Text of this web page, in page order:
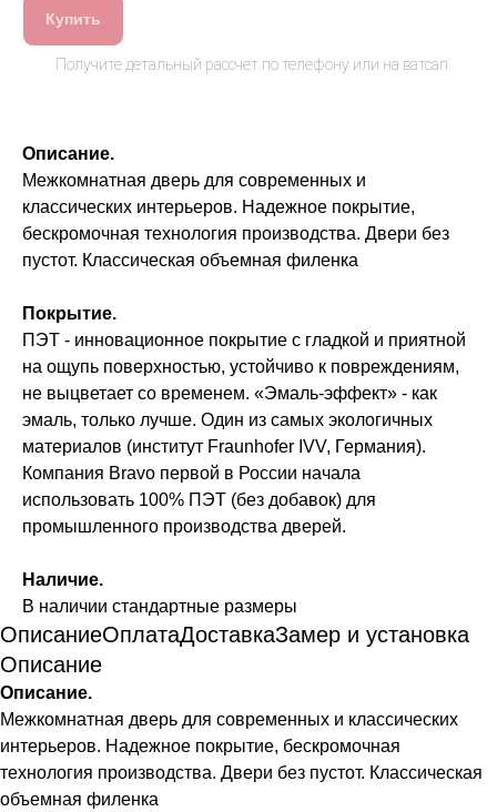
Купить
Описание.
Межкомнатная дверь для современных и
классических интерьеров. Надежное покрытие,
бескромочная технология производства. Двери без
пустот. Классическая объемная филенка
Покрытие.
ПЭТ - инновационное покрытие c гладкой и приятной
на ощупь поверхностью, устойчиво к повреждениям,
не выцветает со временем. «Эмаль-эффект» - как
эмаль, только лучше. Один из самых экологичных
материалов (институт Fraunhofer IVV, Германия).
Компания Bravo первой в России начала
использовать 100% ПЭТ (без добавок) для
промышленного производства дверей.
Наличие.
В наличии стандартные размеры
ОписаниеОплатаДоставкаЗамер и установка
Описание
Описание.
Межкомнатная дверь для современных и классических
интерьеров. Надежное покрытие, бескромочная
технология производства. Двери без пустот. Классическая
объемная филенка